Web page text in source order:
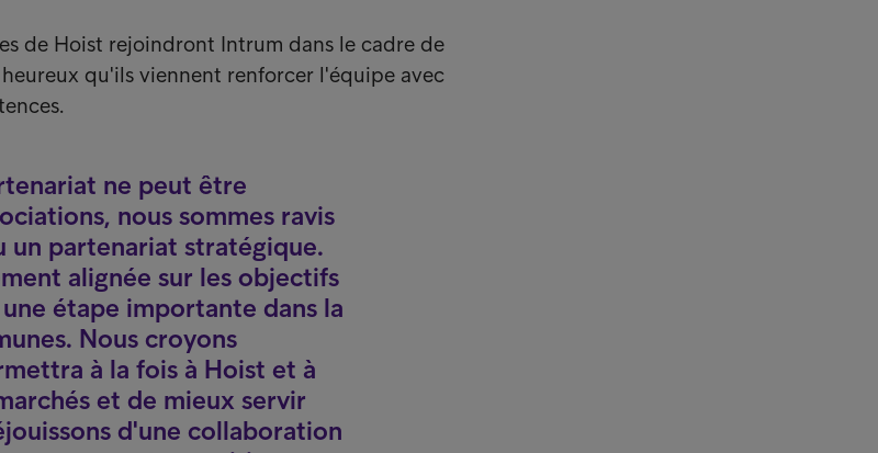
de Hoist rejoindront Intrum dans le cadre de
qu'ils viennent renforcer l'équipe avec
ne peut être
nous sommes ravis
un partenariat stratégique.
alignée sur les objectifs
étape importante dans la
Nous croyons
à la fois à Hoist et à
et de mieux servir
d'une collaboration